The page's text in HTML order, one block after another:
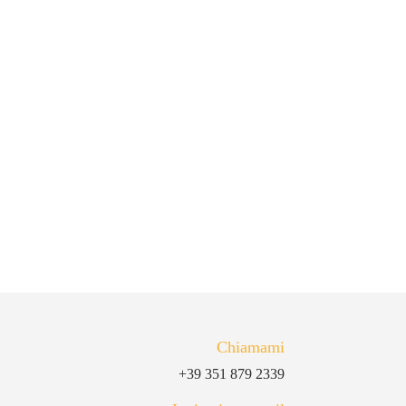
Chiamami
+39 351 879 2339